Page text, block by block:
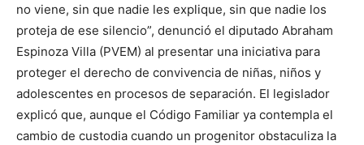
no viene, sin que nadie les explique, sin que nadie los
proteja de ese silencio”, denunció el diputado Abraham
Espinoza Villa (PVEM) al presentar una iniciativa para
proteger el derecho de convivencia de niñas, niños y
adolescentes en procesos de separación. El legislador
explicó que, aunque el Código Familiar ya contempla el
cambio de custodia cuando un progenitor obstaculiza la